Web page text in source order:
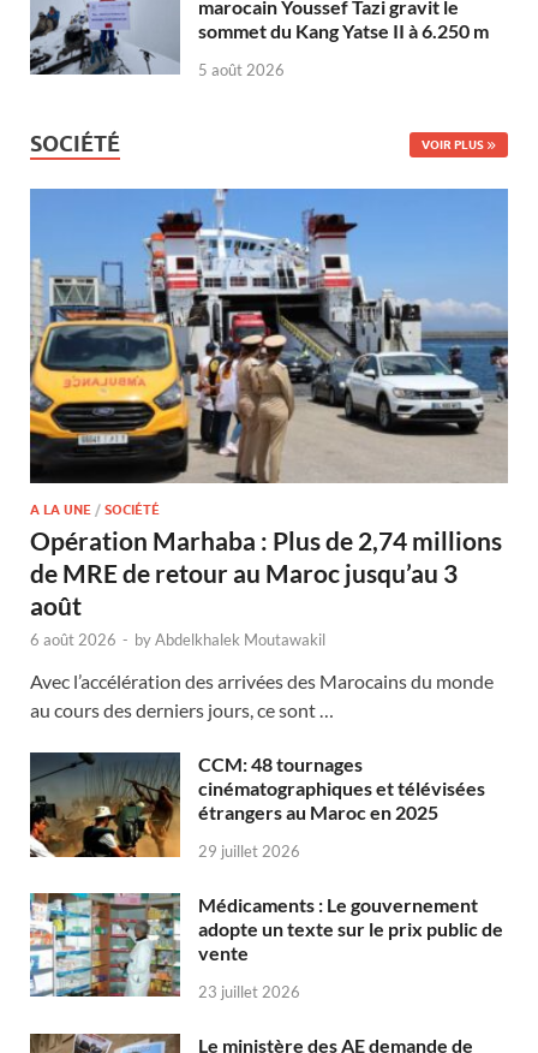
marocain Youssef Tazi gravit le
sommet du Kang Yatse II à 6.250 m
5 août 2026
SOCIÉTÉ VOIR PLUS
A LA UNE / SOCIÉTÉ
Opération Marhaba : Plus de 2,74 millions
de MRE de retour au Maroc jusqu’au 3
août
6 août 2026 - byAbdelkhalek Moutawakil
Avec l’accélération des arrivées des Marocains du monde
au cours des derniers jours, ce sont …
CCM: 48 tournages
cinématographiques et télévisées
étrangers au Maroc en 2025
29 juillet 2026
Médicaments : Le gouvernement
adopte un texte sur le prix public de
vente
23 juillet 2026
Le ministère des AE demande de